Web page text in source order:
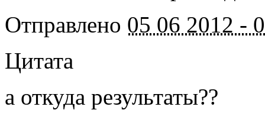
Отправлено 05 06 2012 -
Цитата
а откуда результаты??